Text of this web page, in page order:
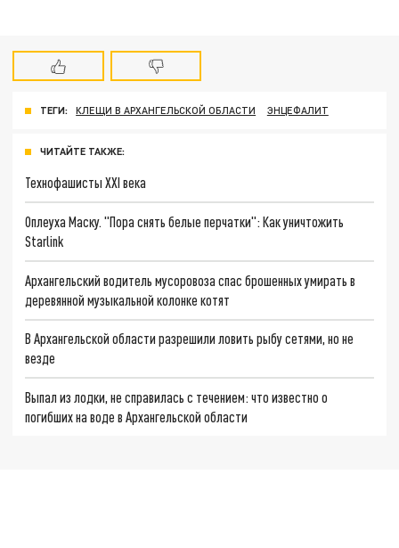
ТЕГИ: КЛЕЩИ В АРХАНГЕЛЬСКОЙ ОБЛАСТИ ЭНЦЕФАЛИТ
ЧИТАЙТЕ ТАКЖЕ:
Технофашисты XXI века
Оплеуха Маску. "Пора снять белые перчатки": Как уничтожить
Starlink
Архангельский водитель мусоровоза спас брошенных умирать в
деревянной музыкальной колонке котят
В Архангельской области разрешили ловить рыбу сетями, но не
везде
Выпал из лодки, не справилась с течением: что известно о
погибших на воде в Архангельской области